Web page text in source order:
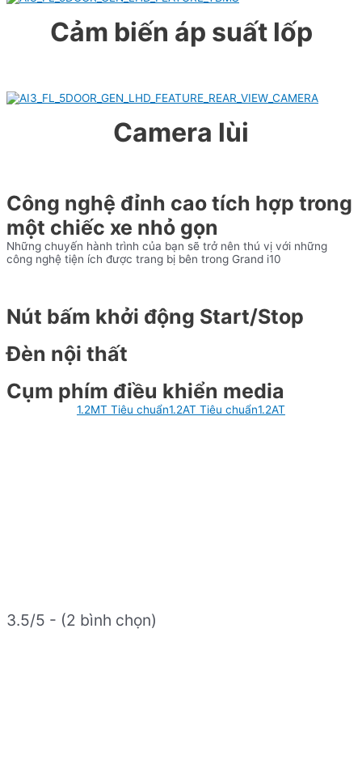
Cảm biến áp suất lốp
Camera lùi
Công nghệ đỉnh cao tích hợp trong
một chiếc xe nhỏ gọn
Những chuyến hành trình của bạn sẽ trở nên thú vị với những
công nghệ tiện ích được trang bị bên trong Grand i10
Nút bấm khởi động Start/Stop
Đèn nội thất
Cụm phím điều khiển media
1.2MT Tiêu chuẩn1.2AT Tiêu chuẩn1.2AT
3.5/5 - (2 bình chọn)